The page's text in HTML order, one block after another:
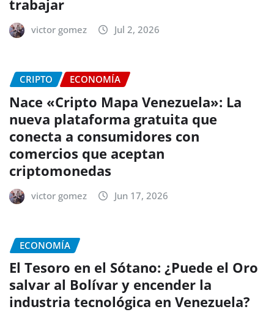
trabajar
victor gomez Jul 2, 2026
CRIPTO ECONOMÍA
Nace «Cripto Mapa Venezuela»: La
nueva plataforma gratuita que
conecta a consumidores con
comercios que aceptan
criptomonedas
victor gomez Jun 17, 2026
ECONOMÍA
El Tesoro en el Sótano: ¿Puede el Oro
salvar al Bolívar y encender la
industria tecnológica en Venezuela?